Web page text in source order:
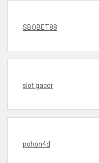
SBOBET88
slot gacor
pohon4d